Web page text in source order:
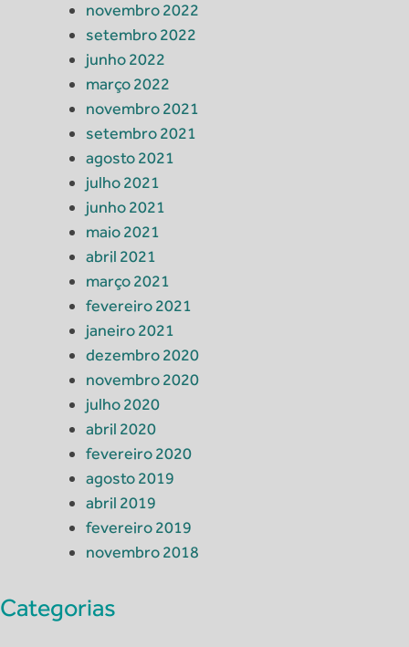
novembro 2022
setembro 2022
junho 2022
março 2022
novembro 2021
setembro 2021
agosto 2021
julho 2021
junho 2021
maio 2021
abril 2021
março 2021
fevereiro 2021
janeiro 2021
dezembro 2020
novembro 2020
julho 2020
abril 2020
fevereiro 2020
agosto 2019
abril 2019
fevereiro 2019
novembro 2018
Categorias